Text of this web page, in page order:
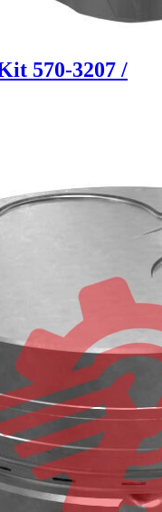
570-3207 /